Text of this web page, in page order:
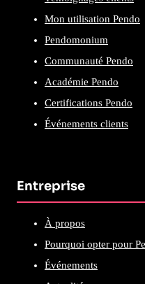
Mon utilisation Pendo
Pendomonium
Communauté Pendo
Académie Pendo
Certifications Pendo
Événements clients
Entreprise
À propos
Pourquoi opter pour
Événements